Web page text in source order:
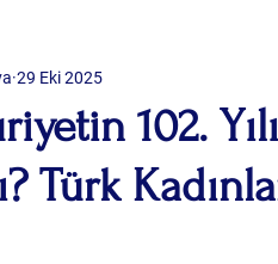
102.
Türk
29 Eki 2025